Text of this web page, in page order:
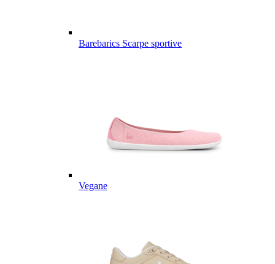
Barebarics Scarpe sportive
Vegane